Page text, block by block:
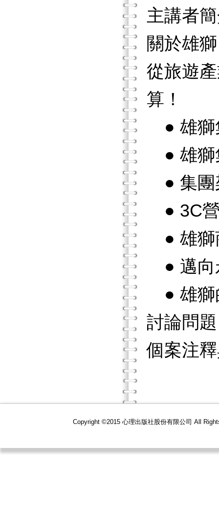
主講者
關於雄
從旅遊
算！
● 雄獅
● 雄獅
● 集團
● 3C
● 雄獅
● 邁向
● 雄獅
討論問題
個案注
Copyright ©2015 心理出版社股份有限公司 All